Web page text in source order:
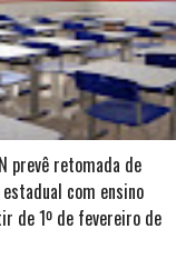
prevê retomada de
com ensino
de 1º de fevereiro de